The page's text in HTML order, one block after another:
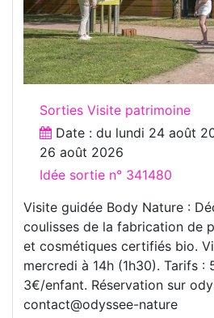
Sorties Visite patrimoine
Date : du lundi 24 août
26 août 2026
Idée sortie n° 341480
Visite guidée Body Nature :
coulisses de la fabrication de
et cosmétiques certifiés bio.
mercredi à 14h (1h30). Tarifs :
3€/enfant. Réservation sur
contact@odyssee-nature